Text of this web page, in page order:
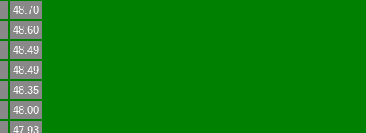
48.70
48.60
48.49
48.49
48.35
48.00
47.93